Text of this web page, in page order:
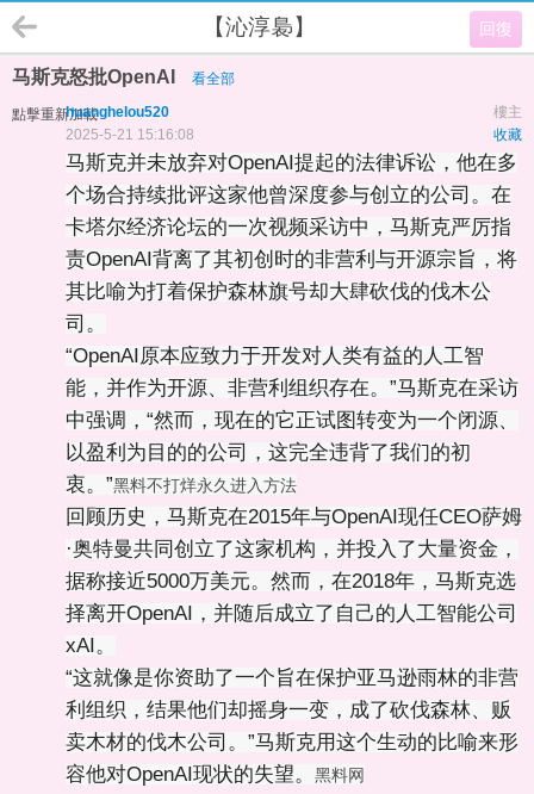
回復
【沁淳裊】
马斯克怒批OpenAI 看全部
點擊重新加載 樓主
huanghelou520
收藏
2025-5-21 15:16:08
马斯克并未放弃对OpenAI提起的法律诉讼，他在多
个场合持续批评这家他曾深度参与创立的公司。在
卡塔尔经济论坛的一次视频采访中，马斯克严厉指
责OpenAI背离了其初创时的非营利与开源宗旨，将
其比喻为打着保护森林旗号却大肆砍伐的伐木公
司。
“OpenAI原本应致力于开发对人类有益的人工智
能，并作为开源、非营利组织存在。”马斯克在采访
中强调，“然而，现在的它正试图转变为一个闭源、
以盈利为目的的公司，这完全违背了我们的初
衷。”黑料不打烊永久进入方法
回顾历史，马斯克在2015年与OpenAI现任CEO萨姆
·奥特曼共同创立了这家机构，并投入了大量资金，
据称接近5000万美元。然而，在2018年，马斯克选
择离开OpenAI，并随后成立了自己的人工智能公司
xAI。
“这就像是你资助了一个旨在保护亚马逊雨林的非营
利组织，结果他们却摇身一变，成了砍伐森林、贩
卖木材的伐木公司。”马斯克用这个生动的比喻来形
容他对OpenAI现状的失望。 黑料网